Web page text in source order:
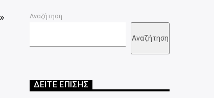
Αναζήτηση
Αναζήτηση
ΔΕΙΤΕ ΕΠΙΣΗΣ